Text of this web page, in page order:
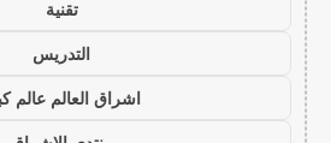
تقنية
التدريس
اشراق العالم عالم